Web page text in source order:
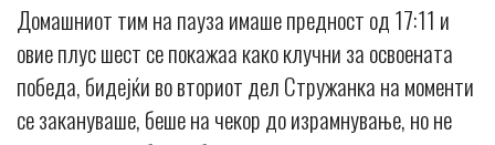
Домашниот тим на пауза имаше предност од 17:11 и
овие плус шест се покажаа како клучни за освоената
победа, бидејќи во вториот дел Стружанка на моменти
се закануваше, беше на чекор до израмнување, но не